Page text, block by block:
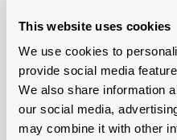
This website uses cookies
We use cookies to
provide social media
We also share information
our social media,
may combine it with other